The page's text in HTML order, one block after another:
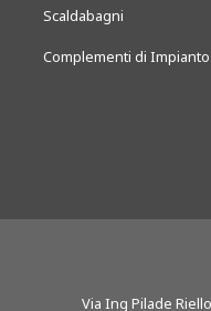
Scaldabagni
Complementi di Impianto
Via Ing Pilade